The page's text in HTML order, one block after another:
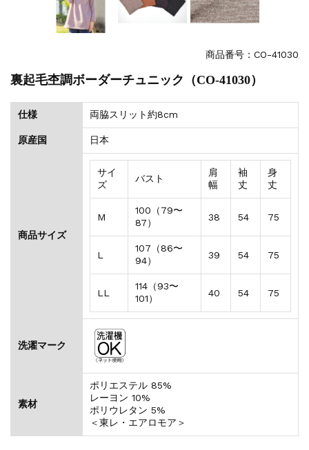
商品番号：CO-41030
裏起毛杢調ボーダーチュニック（CO-41030）
仕様 両脇スリット約8cm
原産国 日本
商品サイズ
サイ
ズ
バスト
肩
幅
袖
丈
身
丈
M
100（79〜
87）
38 54 75
L
107（86〜
94）
39 54 75
LL
114（93〜
101）
40 54 75
洗濯マーク
素材
ポリエステル 85%
レーヨン 10%
ポリウレタン 5%
＜東レ・エアロモア＞